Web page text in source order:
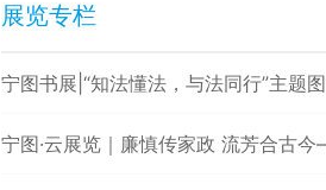
展览专栏
宁图书展|“知法懂法，与法同行”主题
宁图·云展览｜廉慎传家政 流芳合古